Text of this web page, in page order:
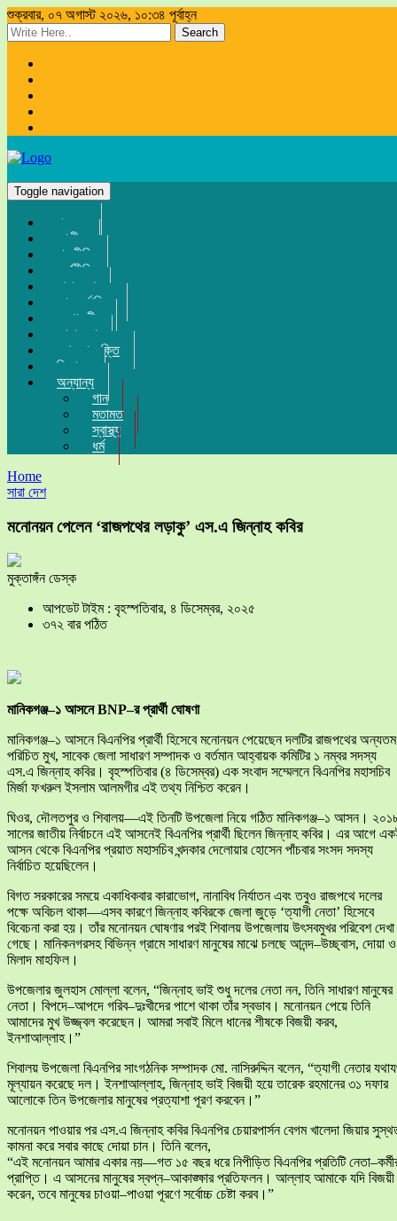
শুক্রবার, ০৭ অগাস্ট ২০২৬, ১০:৩৪ পূর্বাহ্ন
Search
Toggle navigation
প্রচ্ছদ
জাতীয়
রাজনীতি
অর্থনীতি
সারা দেশ
আন্তর্জাতিক
সম্পাদকীয়
খেলা-ধুলা
তথ্য-প্রযুক্তি
বিনোদন
অন্যান্য
গান
মতামত
স্বাস্থ্য
ধর্ম
Home
সারা দেশ
মনোনয়ন পেলেন ‘রাজপথের লড়াকু’ এস.এ জিন্নাহ কবির
মুক্তাঙ্গঁন ডেস্ক
আপডেট টাইম : বৃহস্পতিবার, ৪ ডিসেম্বর, ২০২৫
৩৭২ বার পঠিত
মানিকগঞ্জ–১ আসনে BNP–র প্রার্থী ঘোষণা
মানিকগঞ্জ–১ আসনে বিএনপির প্রার্থী হিসেবে মনোনয়ন পেয়েছেন দলটির রাজপথের অন্যতম
পরিচিত মুখ, সাবেক জেলা সাধারণ সম্পাদক ও বর্তমান আহ্বায়ক কমিটির ১ নম্বর সদস্য
এস.এ জিন্নাহ কবির। বৃহস্পতিবার (৪ ডিসেম্বর) এক সংবাদ সম্মেলনে বিএনপির মহাসচিব
মির্জা ফখরুল ইসলাম আলমগীর এই তথ্য নিশ্চিত করেন।
ঘিওর, দৌলতপুর ও শিবালয়—এই তিনটি উপজেলা নিয়ে গঠিত মানিকগঞ্জ–১ আসন।
সালের জাতীয় নির্বাচনে এই আসনেই বিএনপির প্রার্থী ছিলেন জিন্নাহ কবির। এর আগে
আসন থেকে বিএনপির প্রয়াত মহাসচিব খন্দকার দেলোয়ার হোসেন পাঁচবার সংসদ সদস্য
নির্বাচিত হয়েছিলেন।
বিগত সরকারের সময়ে একাধিকবার কারাভোগ, নানাবিধ নির্যাতন এবং তবুও রাজপথে দলের
পক্ষে অবিচল থাকা—এসব কারণে জিন্নাহ কবিরকে জেলা জুড়ে ‘ত্যাগী নেতা’ হিসেবে
বিবেচনা করা হয়। তাঁর মনোনয়ন ঘোষণার পরই শিবালয় উপজেলায় উৎসবমুখর পরিবেশ দেখা
গেছে। মানিকনগরসহ বিভিন্ন গ্রামে সাধারণ মানুষের মাঝে চলছে আনন্দ–উচ্ছ্বাস, দোয়া ও
মিলাদ মাহফিল।
উপজেলার জুলহাস মোল্লা বলেন, “জিন্নাহ ভাই শুধু দলের নেতা নন, তিনি সাধারণ মানুষের
নেতা। বিপদে–আপদে গরিব–দুঃখীদের পাশে থাকা তাঁর স্বভাব। মনোনয়ন পেয়ে তিনি
আমাদের মুখ উজ্জ্বল করেছেন। আমরা সবাই মিলে ধানের শীষকে বিজয়ী করব,
ইনশাআল্লাহ।”
শিবালয় উপজেলা বিএনপির সাংগঠনিক সম্পাদক মো. নাসিরুদ্দিন বলেন, “ত্যাগী নেতার
মূল্যায়ন করেছে দল। ইনশাআল্লাহ, জিন্নাহ ভাই বিজয়ী হয়ে তারেক রহমানের ৩১ দফার
আলোকে তিন উপজেলার মানুষের প্রত্যাশা পূরণ করবেন।”
মনোনয়ন পাওয়ার পর এস.এ জিন্নাহ কবির বিএনপির চেয়ারপার্সন বেগম খালেদা জিয়ার
কামনা করে সবার কাছে দোয়া চান। তিনি বলেন,
“এই মনোনয়ন আমার একার নয়—গত ১৫ বছর ধরে নিপীড়িত বিএনপির প্রতিটি
প্রাপ্তি। এ আসনের মানুষের স্বপ্ন–আকাঙ্ক্ষার প্রতিফলন। আল্লাহ আমাকে যদি বিজয়ী
করেন, তবে মানুষের চাওয়া–পাওয়া পূরণে সর্বোচ্চ চেষ্টা করব।”